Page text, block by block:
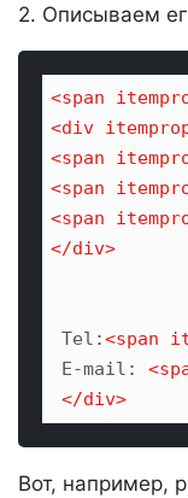
2. Описываем
<span
<div
<span
<span
<span
</div>
Tel:<span
E-mail: <
</div>
Вот, например,